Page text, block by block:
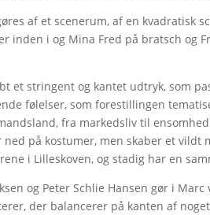
af et scenerum, af en kvadratisk
inden i og Mina Fred på bratsch og
et stringent og kantet udtryk, som
følelser, som forestillingen
fra markedsliv til
på kostumer, men skaber et vildt
i Lilleskoven, og stadig har en
og Peter Schlie Hansen gør i
der balancerer på kanten af